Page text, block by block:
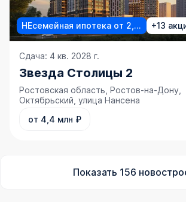
НЕсемейная ипотека от 2,5% +13
Сдача: 4 кв. 2028 г.
Звезда Столицы 2
Ростовская область, Ростов-на-Дону,
Октябрьский, улица Нансена
от 4,4 млн ₽
Показать 156